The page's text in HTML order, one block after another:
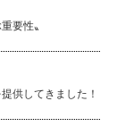
要性〟
供してきました！